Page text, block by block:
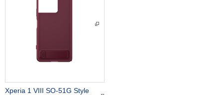
Xperia 1 VIII SO-51G Style